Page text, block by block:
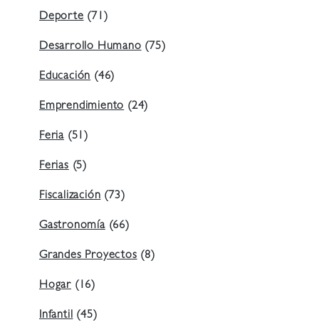
Deporte(71)
Desarrollo Humano(75)
Educación(46)
Emprendimiento(24)
Feria (51)
Ferias(5)
Fiscalización(73)
Gastronomía(66)
Grandes Proyectos(8)
Hogar (16)
Infantil(45)